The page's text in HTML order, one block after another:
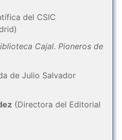
del CSIC
Cajal. Pioneros de
de Julio Salvador
(Directora del Editorial